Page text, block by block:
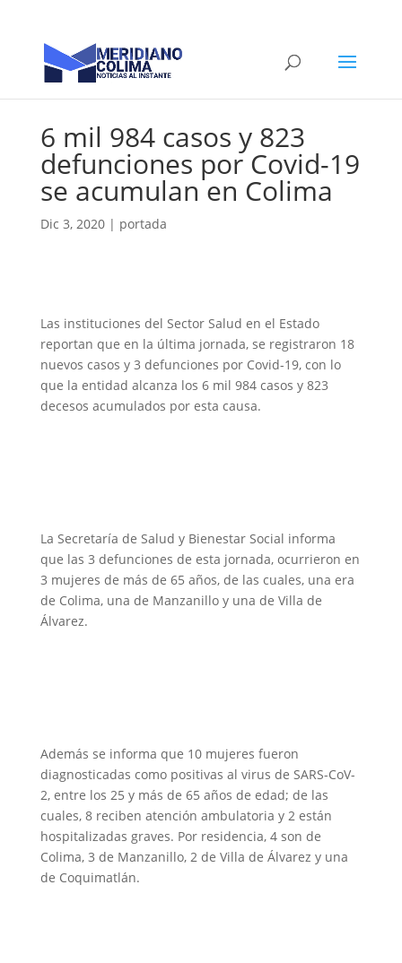
6 mil 984 casos y 823
defunciones por Covid-19
se acumulan en Colima
Dic 3, 2020| portada
Las instituciones del Sector Salud en el Estado
reportan que en la última jornada, se registraron 18
nuevos casos y 3 defunciones por Covid-19, con lo
que la entidad alcanza los 6 mil 984 casos y 823
decesos acumulados por esta causa.
La Secretaría de Salud y Bienestar Social informa
que las 3 defunciones de esta jornada, ocurrieron en
3 mujeres de más de 65 años, de las cuales, una era
de Colima, una de Manzanillo y una de Villa de
Álvarez.
Además se informa que 10 mujeres fueron
diagnosticadas como positivas al virus de SARS-CoV-
2, entre los 25 y más de 65 años de edad; de las
cuales, 8 reciben atención ambulatoria y 2 están
hospitalizadas graves. Por residencia, 4 son de
Colima, 3 de Manzanillo, 2 de Villa de Álvarez y una
de Coquimatlán.